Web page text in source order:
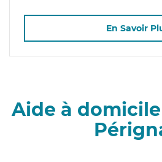
En Savoir
Aide à